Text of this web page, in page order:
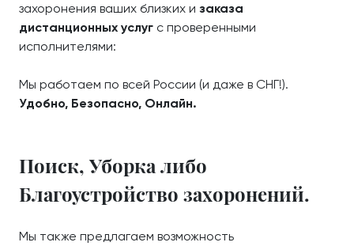
захоронения ваших близких и заказа
дистанционных услуг с проверенными
исполнителями:
Мы работаем по всей России (и даже в СНГ!).
Удобно, Безопасно, Онлайн.
Поиск, Уборка либо
Благоустройство захоронений.
Мы также предлагаем возможность